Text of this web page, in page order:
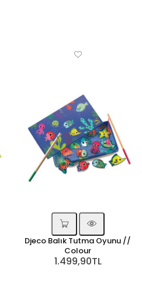
Djeco Balık Tutma Oyunu //
Colour
1.499,90TL